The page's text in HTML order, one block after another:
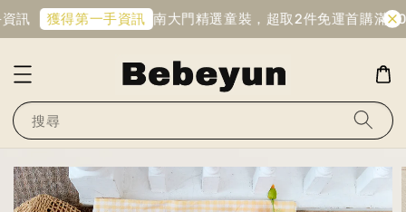
訊 獲得第一手資訊 南大門精選童裝，超取2件免運首購滿
搜尋